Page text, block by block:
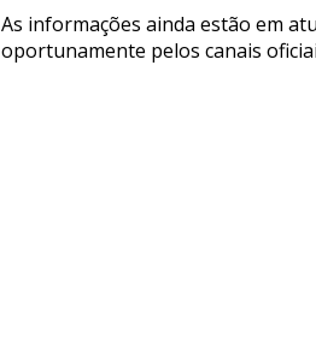
As informações ainda estão em
oportunamente pelos canais